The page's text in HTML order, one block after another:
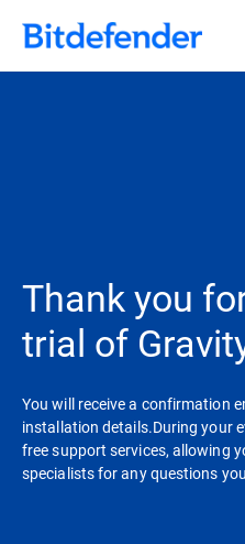
Thank you
trial of
You will receive a confirmation
installation details.During your
free support services, allowing
specialists for any questions